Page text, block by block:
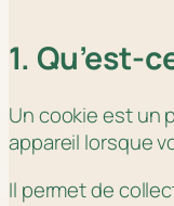
1. Qu’est-
Un cookie est un
appareil lorsque
Il permet de